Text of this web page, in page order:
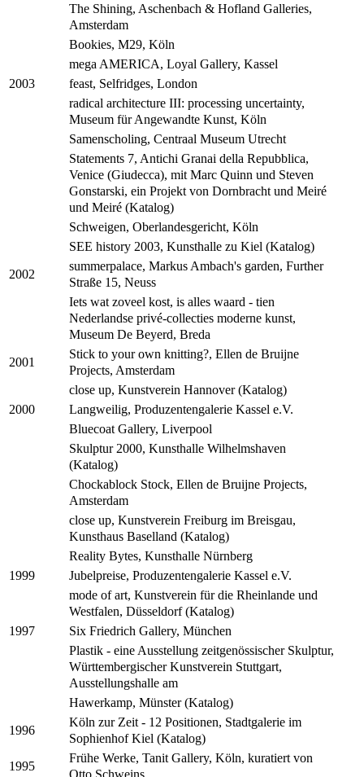
The Shining, Aschenbach & Hofland Galleries,
Amsterdam
Bookies, M29, Köln
mega AMERICA, Loyal Gallery, Kassel
2003
feast, Selfridges, London
radical architecture III: processing uncertainty,
Museum für Angewandte Kunst, Köln
Samenscholing, Centraal Museum Utrecht
Statements 7, Antichi Granai della Repubblica,
Venice (Giudecca), mit Marc Quinn und Steven
Gonstarski, ein Projekt von Dornbracht und Meiré
und Meiré (Katalog)
Schweigen, Oberlandesgericht, Köln
SEE history 2003, Kunsthalle zu Kiel (Katalog)
2002
summerpalace, Markus Ambach's garden, Further
Straße 15, Neuss
Iets wat zoveel kost, is alles waard - tien
Nederlandse privé-collecties moderne kunst,
Museum De Beyerd, Breda
2001
Stick to your own knitting?, Ellen de Bruijne
Projects, Amsterdam
close up, Kunstverein Hannover (Katalog)
2000
Langweilig, Produzentengalerie Kassel e.V.
Bluecoat Gallery, Liverpool
Skulptur 2000, Kunsthalle Wilhelmshaven
(Katalog)
Chockablock Stock, Ellen de Bruijne Projects,
Amsterdam
close up, Kunstverein Freiburg im Breisgau,
Kunsthaus Baselland (Katalog)
Reality Bytes, Kunsthalle Nürnberg
1999
Jubelpreise, Produzentengalerie Kassel e.V.
mode of art, Kunstverein für die Rheinlande und
Westfalen, Düsseldorf (Katalog)
1997
Six Friedrich Gallery, München
Plastik - eine Ausstellung zeitgenössischer Skulptur,
Württembergischer Kunstverein Stuttgart,
Ausstellungshalle am
Hawerkamp, Münster (Katalog)
1996
Köln zur Zeit - 12 Positionen, Stadtgalerie im
Sophienhof Kiel (Katalog)
1995
Frühe Werke, Tanit Gallery, Köln, kuratiert von